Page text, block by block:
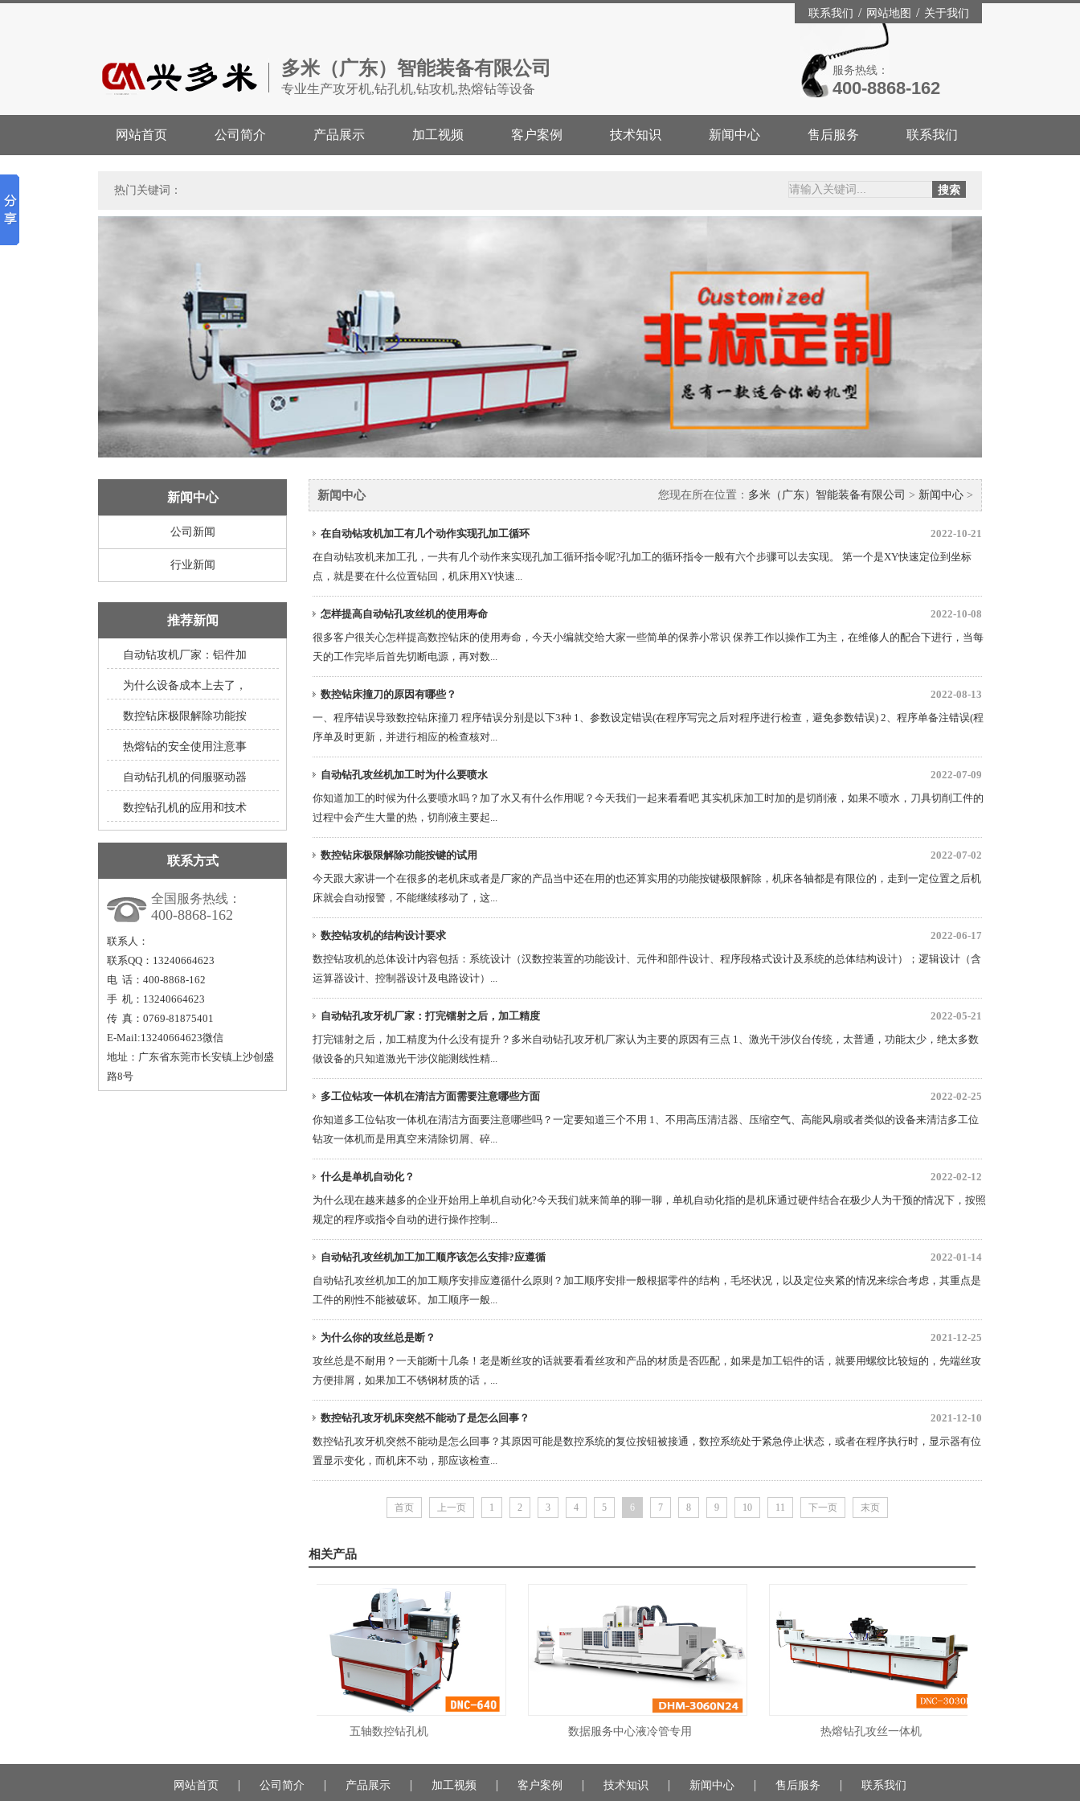
联系我们 / 网站地图 / 关于我们
多米（广东）智能装备有限公司
专业生产攻牙机,钻孔机,钻攻机,热熔钻等设备
服务热线：
400-8868-162
网站首页 公司简介 产品展示 加工视频 客户案例 技术知识 新闻中心 售后服务 联系我们
热门关键词：
新闻中心
公司新闻
行业新闻
推荐新闻
自动钻攻机厂家：铝件加
为什么设备成本上去了，
数控钻床极限解除功能按
热熔钻的安全使用注意事
自动钻孔机的伺服驱动器
数控钻孔机的应用和技术
联系方式
全国服务热线：
400-8868-162
联系人：
联系QQ：13240664623
电 话：400-8868-162
手 机：13240664623
传 真：0769-81875401
E-Mail:13240664623微信
地址：广东省东莞市长安镇上沙创盛
路8号
您现在所在位置： 多米（广东）智能装备有限公司 > 新闻中心 >
新闻中心
2022-10-21
在自动钻攻机加工有几个动作实现孔加工循环
在自动钻攻机来加工孔，一共有几个动作来实现孔加工循环指令呢?孔加工的循环指令一般有六个步骤可以去实现。 第一个是XY快速定位到坐标
点，就是要在什么位置钻回，机床用XY快速...
2022-10-08
怎样提高自动钻孔攻丝机的使用寿命
很多客户很关心怎样提高数控钻床的使用寿命，今天小编就交给大家一些简单的保养小常识 保养工作以操作工为主，在维修人的配合下进行，当每
天的工作完毕后首先切断电源，再对数...
2022-08-13
数控钻床撞刀的原因有哪些？
一、程序错误导致数控钻床撞刀 程序错误分别是以下3种 1、参数设定错误(在程序写完之后对程序进行检查，避免参数错误) 2、程序单备注错误(程
序单及时更新，并进行相应的检查核对...
2022-07-09
自动钻孔攻丝机加工时为什么要喷水
你知道加工的时候为什么要喷水吗？加了水又有什么作用呢？今天我们一起来看看吧 其实机床加工时加的是切削液，如果不喷水，刀具切削工件的
过程中会产生大量的热，切削液主要起...
2022-07-02
数控钻床极限解除功能按键的试用
今天跟大家讲一个在很多的老机床或者是厂家的产品当中还在用的也还算实用的功能按键极限解除，机床各轴都是有限位的，走到一定位置之后机
床就会自动报警，不能继续移动了，这...
2022-06-17
数控钻攻机的结构设计要求
数控钻攻机的总体设计内容包括：系统设计（汉数控装置的功能设计、元件和部件设计、程序段格式设计及系统的总体结构设计）；逻辑设计（含
运算器设计、控制器设计及电路设计）...
2022-05-21
自动钻孔攻牙机厂家：打完镭射之后，加工精度
打完镭射之后，加工精度为什么没有提升？多米自动钻孔攻牙机厂家认为主要的原因有三点 1、激光干涉仪台传统，太普通，功能太少，绝太多数
做设备的只知道激光干涉仪能测线性精...
2022-02-25
多工位钻攻一体机在清洁方面需要注意哪些方面
你知道多工位钻攻一体机在清洁方面要注意哪些吗？一定要知道三个不用 1、不用高压清洁器、压缩空气、高能风扇或者类似的设备来清洁多工位
钻攻一体机而是用真空来清除切屑、碎...
2022-02-12
什么是单机自动化？
为什么现在越来越多的企业开始用上单机自动化?今天我们就来简单的聊一聊，单机自动化指的是机床通过硬件结合在极少人为干预的情况下，按照
规定的程序或指令自动的进行操作控制...
2022-01-14
自动钻孔攻丝机加工加工顺序该怎么安排?应遵循
自动钻孔攻丝机加工的加工顺序安排应遵循什么原则？加工顺序安排一般根据零件的结构，毛坯状况，以及定位夹紧的情况来综合考虑，其重点是
工件的刚性不能被破坏。加工顺序一般...
2021-12-25
为什么你的攻丝总是断？
攻丝总是不耐用？一天能断十几条！老是断丝攻的话就要看看丝攻和产品的材质是否匹配，如果是加工铝件的话，就要用螺纹比较短的，先端丝攻
方便排屑，如果加工不锈钢材质的话，...
2021-12-10
数控钻孔攻牙机床突然不能动了是怎么回事？
数控钻孔攻牙机突然不能动是怎么回事？其原因可能是数控系统的复位按钮被接通，数控系统处于紧急停止状态，或者在程序执行时，显示器有位
置显示变化，而机床不动，那应该检查...
首页 上一页 1 2 3 4 5 6 7 8 9 10 11 下一页 末页
相关产品
五轴数控钻孔机 数据服务中心液冷管专用 热熔钻孔攻丝一体机
网站首页 | 公司简介 | 产品展示 | 加工视频 | 客户案例 | 技术知识 | 新闻中心 | 售后服务 | 联系我们